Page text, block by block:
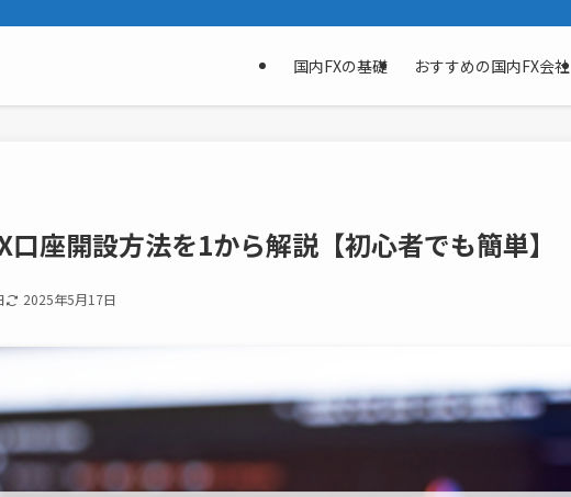
国内FXの基礎 おすすめの国内FX会社
口座開設方法を1から解説【初心者でも簡単】
2025年5月17日